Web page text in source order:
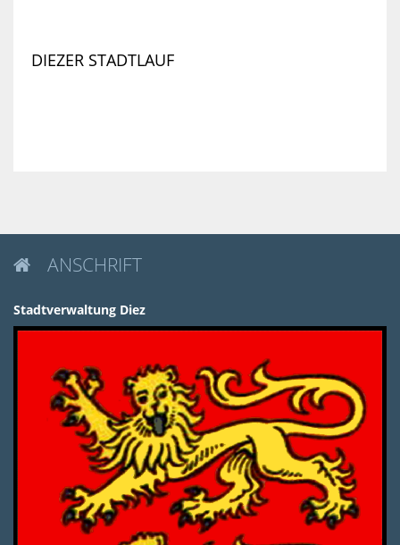
DIEZER STADTLAUF
 ANSCHRIFT
Stadtverwaltung Diez